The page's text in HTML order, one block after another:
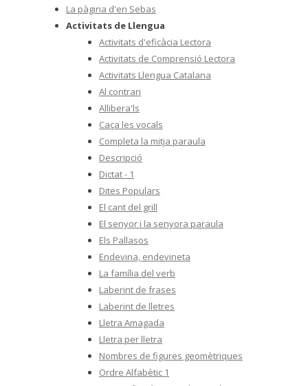
La pàgina d'en Sebas
Activitats de Llengua
Activitats d'eficàcia Lectora
Activitats de Comprensió Lectora
Activitats Llengua Catalana
Al contrari
Allibera'ls
Caça les vocals
Completa la mitja paraula
Descripció
Dictat - 1
Dites Populars
El cant del grill
El senyor i la senyora paraula
Els Pallasos
Endevina, endevineta
La família del verb
Laberint de frases
Laberint de lletres
Lletra Amagada
Lletra per lletra
Nombres de figures geomètriques
Ordre Alfabètic 1